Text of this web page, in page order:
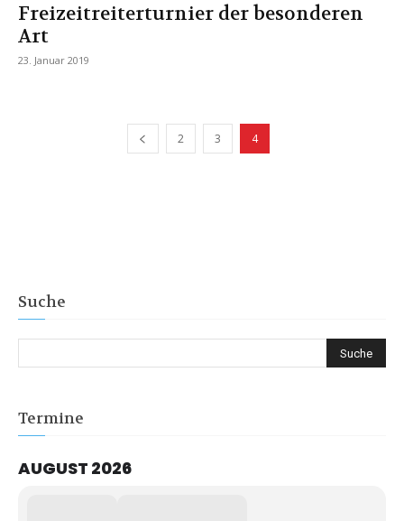
Freizeitreiterturnier der besonderen
Art
23. Januar 2019
2 3 4
Suche
Termine
AUGUST 2026